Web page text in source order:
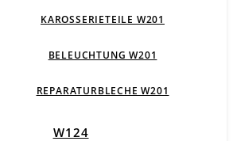
KAROSSERIETEILE W201
BELEUCHTUNG W201
REPARATURBLECHE W201
W124